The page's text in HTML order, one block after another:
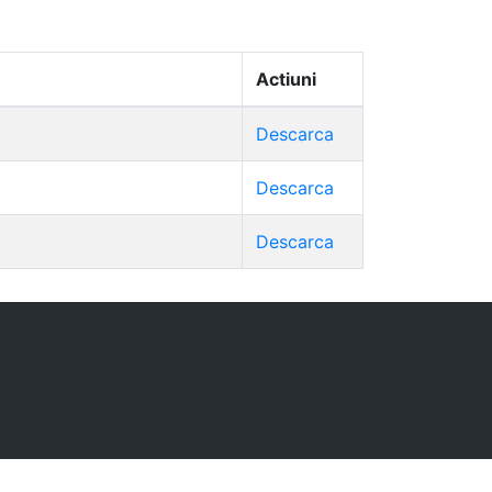
Actiuni
Descarca
Descarca
Descarca